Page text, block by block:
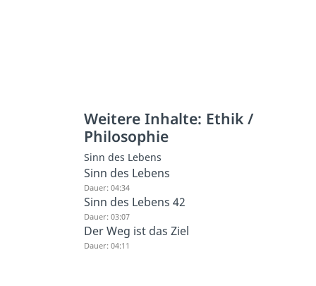
Weitere Inhalte: Ethik /
Philosophie
Sinn des Lebens
Sinn des Lebens
Dauer: 04:34
Sinn des Lebens 42
Dauer: 03:07
Der Weg ist das Ziel
Dauer: 04:11